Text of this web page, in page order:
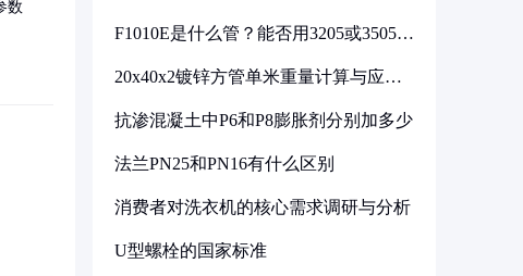
F1010E是什么管？能否用3205或3505代
20x40x2镀锌方管单米重量计算与应用
抗渗混凝土中P6和P8膨胀剂分别加多少
法兰PN25和PN16有什么区别
消费者对洗衣机的核心需求调研与分析
U型螺栓的国家标准